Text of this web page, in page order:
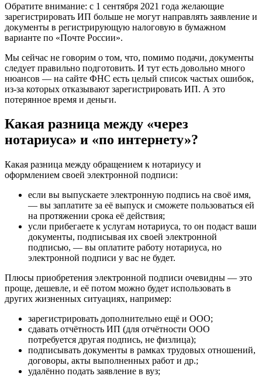
Обратите внимание: с 1 сентября 2021 года желающие
зарегистрировать ИП больше не могут направлять заявление и
документы в регистрирующую налоговую в бумажном
варианте по «Почте России».
Мы сейчас не говорим о том, что, помимо подачи, документы
следует правильно подготовить. И тут есть довольно много
нюансов — на сайте ФНС есть целый список частых ошибок,
из-за которых отказывают зарегистрировать ИП. А это
потерянное время и деньги.
Какая разница между «через
нотариуса» и «по интернету»?
Какая разница между обращением к нотариусу и
оформлением своей электронной подписи:
если вы выпускаете электронную подпись на своё имя,
— вы заплатите за её выпуск и сможете пользоваться ей
на протяжении срока её действия;
усли прибегаете к услугам нотариуса, то он подаст ваши
документы, подписывая их своей электронной
подписью, — вы оплатите работу нотариуса, но
электронной подписи у вас не будет.
Плюсы приобретения электронной подписи очевидны — это
проще, дешевле, и её потом можно будет использовать в
других жизненных ситуациях, например:
зарегистрировать дополнительно ещё и ООО;
сдавать отчётность ИП (для отчётности ООО
потребуется другая подпись, не физлица);
подписывать документы в рамках трудовых отношений,
договоры, акты выполненных работ и др.;
удалённо подать заявление в вуз;